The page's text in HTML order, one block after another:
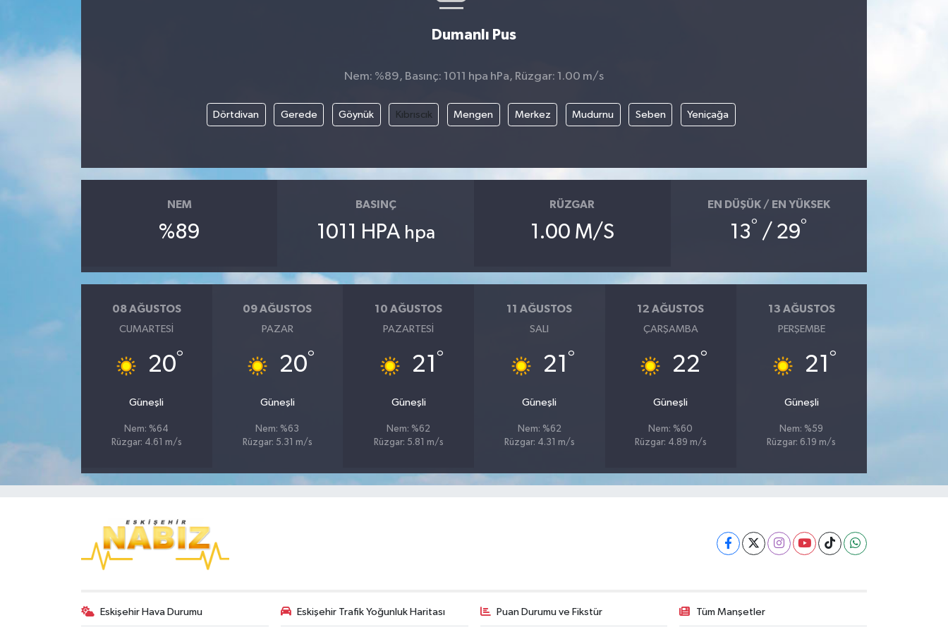
Dumanlı Pus
Nem: %89, Basınç: 1011 hpa hPa, Rüzgar: 1.00 m/s
Dörtdivan Gerede Göynük Kıbrıscık Mengen Merkez Mudurnu Seben Yeniçağa
NEM
%89
BASINÇ
1011 HPA hpa
RÜZGAR
1.00 M/S
EN DÜŞÜK / EN YÜKSEK
13° / 29°
08 AĞUSTOS
CUMARTESI
20°
Güneşli
Nem: %64
Rüzgar: 4.61 m/s
09 AĞUSTOS
PAZAR
20°
Güneşli
Nem: %63
Rüzgar: 5.31 m/s
10 AĞUSTOS
PAZARTESI
21 °
Güneşli
Nem: %62
Rüzgar: 5.81 m/s
11 AĞUSTOS
SALI
21 °
Güneşli
Nem: %62
Rüzgar: 4.31 m/s
12 AĞUSTOS
ÇARŞAMBA
22°
Güneşli
Nem: %60
Rüzgar: 4.89 m/s
13 AĞUSTOS
PERŞEMBE
21 °
Güneşli
Nem: %59
Rüzgar: 6.19 m/s
Eskişehir Hava Durumu Eskişehir Trafik Yoğunluk Haritası Puan Durumu ve Fikstür Tüm Manşetler
Kültür Sanat